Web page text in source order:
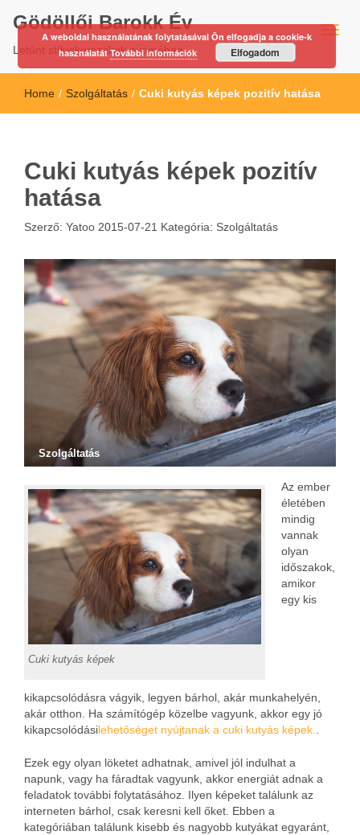
Gödöllői Barokk Év
Letűnt stíluskorszakok nyomában…
Home / Szolgáltatás / Cuki kutyás képek pozitív hatása
Cuki kutyás képek pozitív
hatása
Szerző: Yatoo 2015-07-21 Kategória: Szolgáltatás
Szolgáltatás
Cuki kutyás képek
Az ember
életében
mindig
vannak
olyan
időszakok,
amikor
egy kis
kikapcsolódásra vágyik, legyen bárhol, akár munkahelyén,
akár otthon. Ha számítógép közelbe vagyunk, akkor egy jó
kikapcsolódásilehetőséget nyújtanak a cuki kutyás képek.
Ezek egy olyan löketet adhatnak, amivel jól indulhat a
napunk, vagy ha fáradtak vagyunk, akkor energiát adnak a
feladatok további folytatásához. Ilyen képeket találunk az
interneten bárhol, csak keresni kell őket. Ebben a
kategóriában találunk kisebb és nagyobb kutyákat egyaránt,
A weboldal használatának folytatásával Ön elfogadja a cookie-k
használatátTovábbi információk Elfogadom